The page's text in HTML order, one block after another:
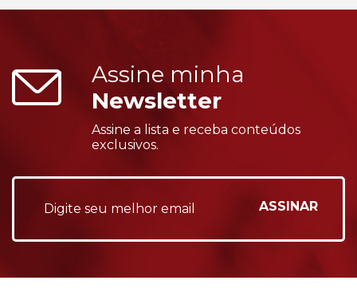
Assine minha
Newsletter
Assine a lista e receba conteúdos
exclusivos.